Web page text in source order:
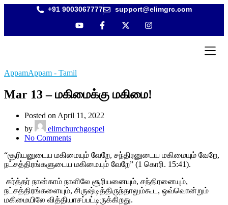
+91 9003067777 support@elimgrc.com
AppamAppam - Tamil
Mar 13 – மகிமைக்கு மகிமை!
Posted on April 11, 2022
by
elimchurchgospel
No Comments
“சூரியனுடைய மகிமையும் வேறே, சந்திரனுடைய மகிமையும் வேறே,
நட்சத்திரங்களுடைய மகிமையும் வேறே” (1 கொரி. 15:41).
கர்த்தர் நான்காம் நாளிலே சூரியனையும், சந்திரனையும்,
நட்சத்திரங்களையும், சிருஷ்டித்திருந்தாலும்கூட, ஒவ்வொன்றும்
மகிமையிலே வித்தியாசப்பட்டிருக்கிறது.